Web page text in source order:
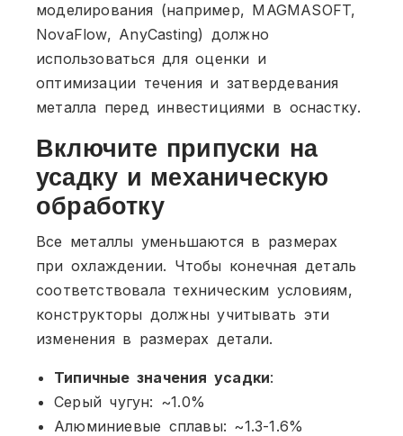
моделирования (например, MAGMASOFT,
NovaFlow, AnyCasting) должно
использоваться для оценки и
оптимизации течения и затвердевания
металла перед инвестициями в оснастку.
Включите припуски на
усадку и механическую
обработку
Все металлы уменьшаются в размерах
при охлаждении. Чтобы конечная деталь
соответствовала техническим условиям,
конструкторы должны учитывать эти
изменения в размерах детали.
Типичные значения усадки:
Серый чугун: ~1.0%
Алюминиевые сплавы: ~1.3-1.6%